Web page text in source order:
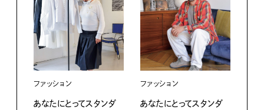
ファッション
あなたにとってスタンダ
ファッション
あなたにとってスタンダ